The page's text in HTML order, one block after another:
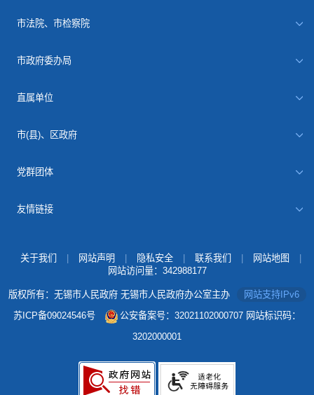
市法院、市检察院
市政府委办局
直属单位
市(县)、区政府
党群团体
友情链接
关于我们 网站声明 隐私安全 联系我们 网站地图
网站访问量： 342988177
版权所有：无锡市人民政府 无锡市人民政府办公室主办
网站支持IPv6
苏ICP备09024546号
公安备案号：32021102000707 网站标识码：
3202000001